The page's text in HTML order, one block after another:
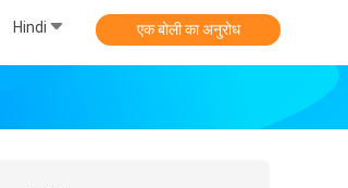
Hindi एक बोली का अनुरोध